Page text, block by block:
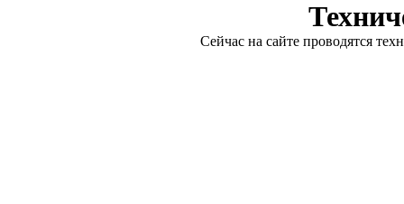
Сейчас на сайте проводятся